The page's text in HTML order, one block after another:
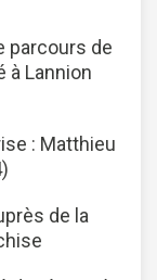
parcours de
à Lannion
: Matthieu
de la